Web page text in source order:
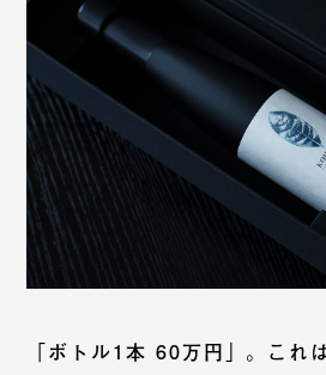
「ボトル1本 60万円」。これ